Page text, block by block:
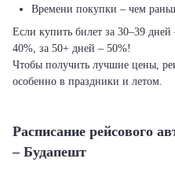
Времени покупки – чем
Если купить билет за 30–39
40%, за 50+ дней – 50%!
Чтобы получить лучшие цены,
особенно в праздники и летом.
Расписание рейсового
– Будапешт